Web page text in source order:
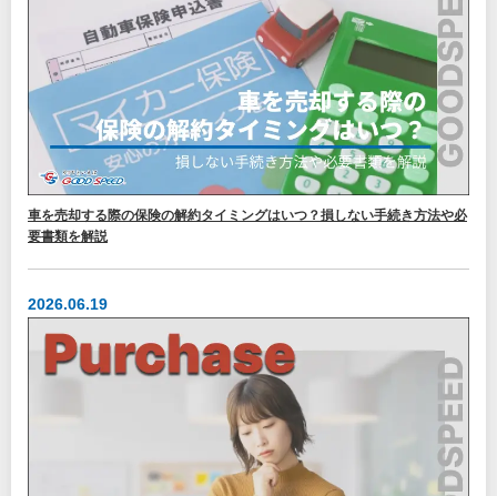
車を売却する際の保険の解約タイミングはいつ？損しない手続き方法や必
要書類を解説
2026.06.19